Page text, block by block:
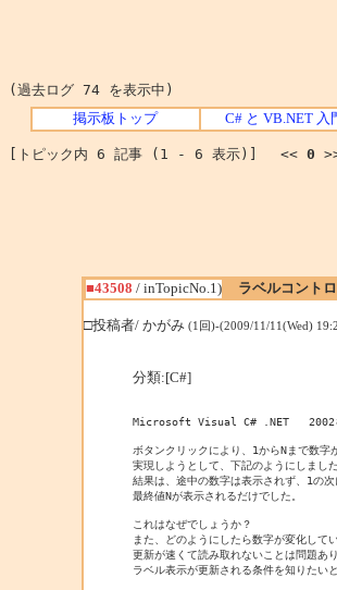
(過去ログ 74 を表示中)
掲示板トップ C# と VB.NET 入
[トピック内 6 記事 (1 - 6 表示)] << 0
■43508 / inTopicNo.1)
ラベルコント
□投稿者/ かがみ (1回)-(2009/11/11(Wed)
分類:[C#]
Microsoft Visual C# .NET   2002を
ボタンクリックにより、1からNまで数
実現しようとして、下記のようにしました
結果は、途中の数字は表示されず、1の
最終値Nが表示されるだけでした。
これはなぜでしょうか？
また、どのようにしたら数字が変化して
更新が速くて読み取れないことは問題あり
ラベル表示が更新される条件を知りたい